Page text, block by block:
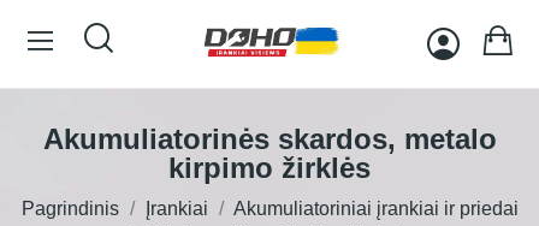
Akumuliatorinės skardos, metalo
kirpimo žirklės
Pagrindinis Įrankiai
Akumuliatoriniai įrankiai ir priedai